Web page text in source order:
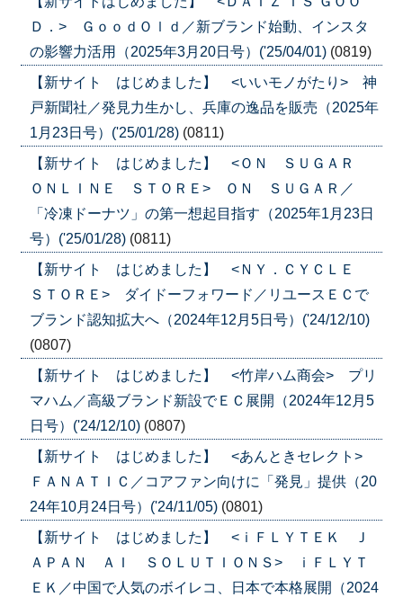
Ｄ．> ＧｏｏｄＯｌｄ／新ブランド始動、インスタ
の影響力活用（2025年3月20日号）('25/04/01) (0819)
【新サイト はじめました】 <いいモノがたり> 神
戸新聞社／発見力生かし、兵庫の逸品を販売（2025年
1月23日号）('25/01/28) (0811)
【新サイト はじめました】 <ＯＮ ＳＵＧＡＲ
ＯＮＬＩＮＥ ＳＴＯＲＥ> ＯＮ ＳＵＧＡＲ／
「冷凍ドーナツ」の第一想起目指す（2025年1月23日
号）('25/01/28) (0811)
【新サイト はじめました】 <ＮＹ．ＣＹＣＬＥ
ＳＴＯＲＥ> ダイドーフォワード／リユースＥＣで
ブランド認知拡大へ（2024年12月5日号）('24/12/10)
(0807)
【新サイト はじめました】 <竹岸ハム商会> プリ
マハム／高級ブランド新設でＥＣ展開（2024年12月5
日号）('24/12/10) (0807)
【新サイト はじめました】 <あんときセレクト>
ＦＡＮＡＴＩＣ／コアファン向けに「発見」提供（20
24年10月24日号）('24/11/05) (0801)
【新サイト はじめました】 <ｉＦＬＹＴＥＫ Ｊ
ＡＰＡＮ ＡＩ ＳＯＬＵＴＩＯＮＳ> ｉＦＬＹＴ
ＥＫ／中国で人気のボイレコ、日本で本格展開（2024